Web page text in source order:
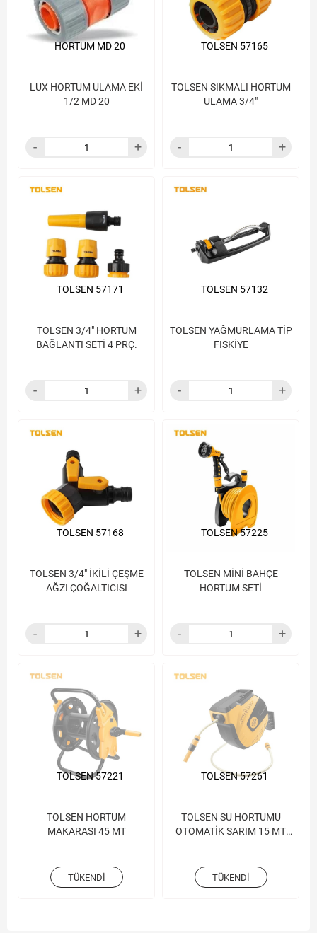
LUX HORTUM ULAMA EKİ
1/2 MD 20
HORTUM MD 20
TOLSEN SIKMALI HORTUM
ULAMA 3/4"
TOLSEN 57165
TOLSEN 3/4" HORTUM
BAĞLANTI SETİ 4 PRÇ.
TOLSEN 57171
TOLSEN YAĞMURLAMA TİP
FISKİYE
TOLSEN 57132
TOLSEN 3/4" İKİLİ ÇEŞME
AĞZI ÇOĞALTICISI
TOLSEN 57168
TOLSEN MİNİ BAHÇE
HORTUM SETİ
TOLSEN 57225
TOLSEN HORTUM
MAKARASI 45 MT
TOLSEN 57221
TÜKENDI
TOLSEN SU HORTUMU
OTOMATİK SARIM 15 MT
TOLSEN 57261
TÜKENDI